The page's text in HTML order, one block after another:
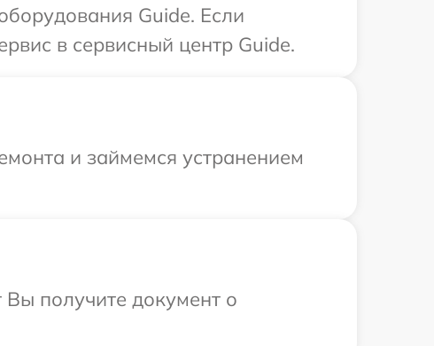
Guide. Если
в сервисный центр Guide.
и займемся устранением
получите документ о